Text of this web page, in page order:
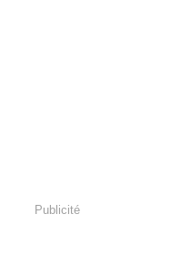
Publicité